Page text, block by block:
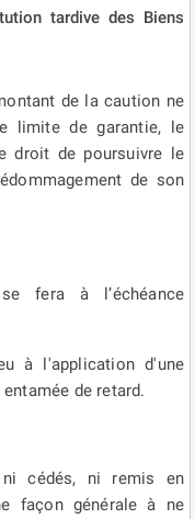
tardive des Biens
de la caution ne
limite de garantie, le
droit de poursuivre le
de son
fera à l’échéance
à l'application d'une
de retard.
cédés, ni remis en
façon générale à ne